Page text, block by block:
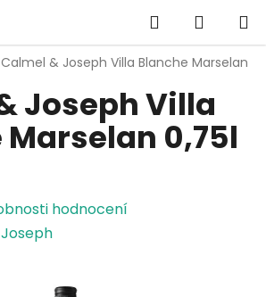
Hledat
KOŠÍK
Calmel & Joseph Villa Blanche Marselan
Joseph Villa
0,75l
hodnocení